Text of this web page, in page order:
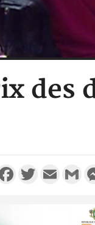
des
FacebookTwitterEmail